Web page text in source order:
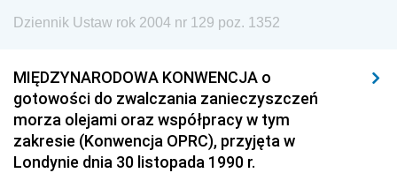
1945 1944 1939
1935 1934
1932 1931 1930
1929 1928 1927
Dziennik Ustaw rok 2004 nr 129 poz. 1352
MIĘDZYNARODOWA KONWENCJA o
gotowości do zwalczania zanieczyszczeń
morza olejami oraz współpracy w tym
zakresie (Konwencja OPRC), przyjęta w
Londynie dnia 30 listopada 1990 r.